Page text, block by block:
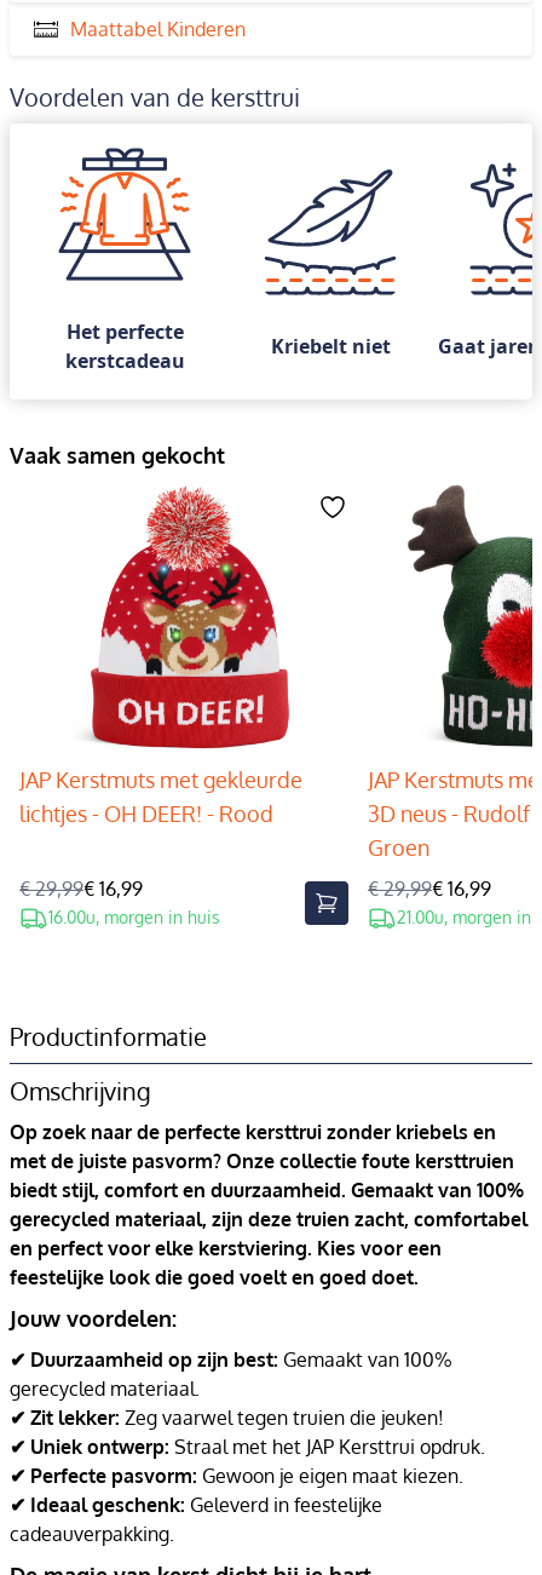
Maattabel Kinderen
Voordelen van de kersttrui
Het perfecte
kerstcadeau
Kriebelt niet Gaat
Vaak samen gekocht
JAP Kerstmuts met gekleurde
lichtjes - OH DEER! - Rood
€ 29,99€ 16,99
16.00u, morgen in huis
JAP Kerstmuts
3D neus - Rudolf
Groen
€ 29,99€ 16,99
21.00u, morgen in
Productinformatie
Omschrijving
Op zoek naar de perfecte kersttrui zonder kriebels en
met de juiste pasvorm? Onze collectie foute kersttruien
biedt stijl, comfort en duurzaamheid. Gemaakt van 100%
gerecycled materiaal, zijn deze truien zacht, comfortabel
en perfect voor elke kerstviering. Kies voor een
feestelijke look die goed voelt en goed doet.
Jouw voordelen:
✔ Duurzaamheid op zijn best: Gemaakt van 100%
gerecycled materiaal.
✔ Zit lekker: Zeg vaarwel tegen truien die jeuken!
✔ Uniek ontwerp: Straal met het JAP Kersttrui opdruk.
✔ Perfecte pasvorm: Gewoon je eigen maat kiezen.
✔ Ideaal geschenk: Geleverd in feestelijke
cadeauverpakking.